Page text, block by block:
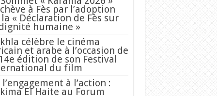
à Fès par l’adoption
« Déclaration de Fès sur
humaine »
célèbre le cinéma
et arabe à l’occasion de
édition de son Festival
du film
l’engagement à l’action :
El Haite au Forum